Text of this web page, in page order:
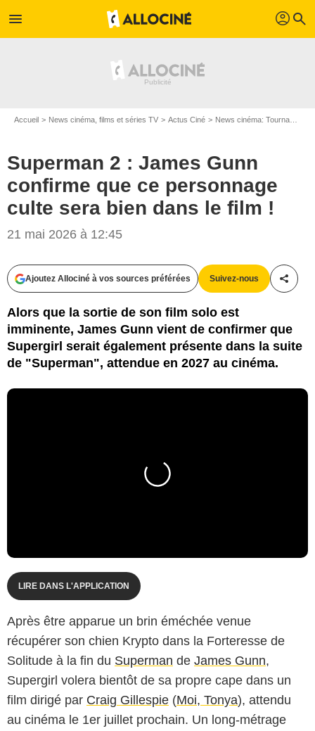
menu profil search
Accueil News cinéma, films et séries TV Actus Ciné News cinéma: Tournages
Superman 2 : James Gunn
confirme que ce personnage
culte sera bien dans le film !
21 mai 2026 à 12:45
Ajoutez Allociné à vos sources préférées Suivez-nous
Alors que la sortie de son film solo est
imminente, James Gunn vient de confirmer que
Supergirl serait également présente dans la suite
de "Superman", attendue en 2027 au cinéma.
LIRE DANS L'APPLICATION
Après être apparue un brin éméchée venue
récupérer son chien Krypto dans la Forteresse de
Solitude à la fin du Superman de James Gunn,
Supergirl volera bientôt de sa propre cape dans un
film dirigé par Craig Gillespie (Moi, Tonya), attendu
au cinéma le 1er juillet prochain. Un long-métrage